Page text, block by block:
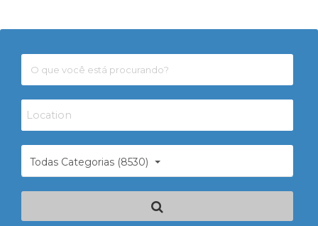
Todas Categorias (8530)